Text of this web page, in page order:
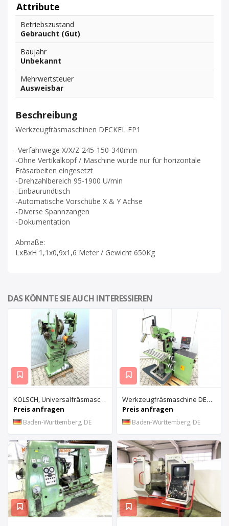
Attribute
Betriebszustand
Gebraucht (Gut)
Baujahr
Unbekannt
Mehrwertsteuer
Ausweisbar
Beschreibung
Werkzeugfräsmaschinen DECKEL FP1
-Verfahrwege X/X/Z 245-150-340mm
-Ohne Vertikalkopf / Maschine wurde nur für horizontale
Fräsarbeiten eingesetzt
-Drehzahlbereich 95-1900 U/min
-Einbaurundtisch
-Automatische Vorschübe X & Y Achse
-Diverse Spannzangen
-Dokumentation
Abmaße:
LxBxH 1,1x0,9x1,6 Meter / Gewicht 650Kg
DAS KÖNNTE SIE AUCH INTERESSIEREN
KÖLSCH, Universalfräsmaschine UNI1-UNI4
Preis anfragen
Baden-Württemberg, DE
Werkzeugfräsmaschine DECKEL FP1
Preis anfragen
Baden-Württemberg, DE